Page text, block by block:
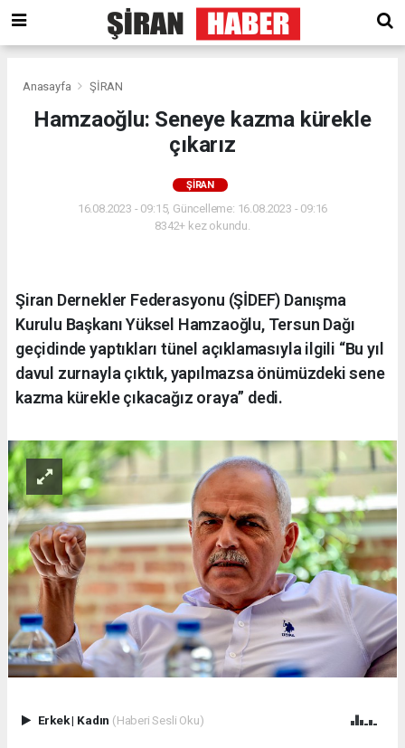
Anasayfa ŞİRAN
Hamzaoğlu: Seneye kazma kürekle
çıkarız
ŞİRAN
16.08.2023 - 09:15, Güncelleme: 16.08.2023 - 09:16
8342+ kez okundu.
Şiran Dernekler Federasyonu (ŞİDEF) Danışma
Kurulu Başkanı Yüksel Hamzaoğlu, Tersun Dağı
geçidinde yaptıkları tünel açıklamasıyla ilgili “Bu yıl
davul zurnayla çıktık, yapılmazsa önümüzdeki sene
kazma kürekle çıkacağız oraya” dedi.
Erkek| Kadın (Haberi Sesli Oku)